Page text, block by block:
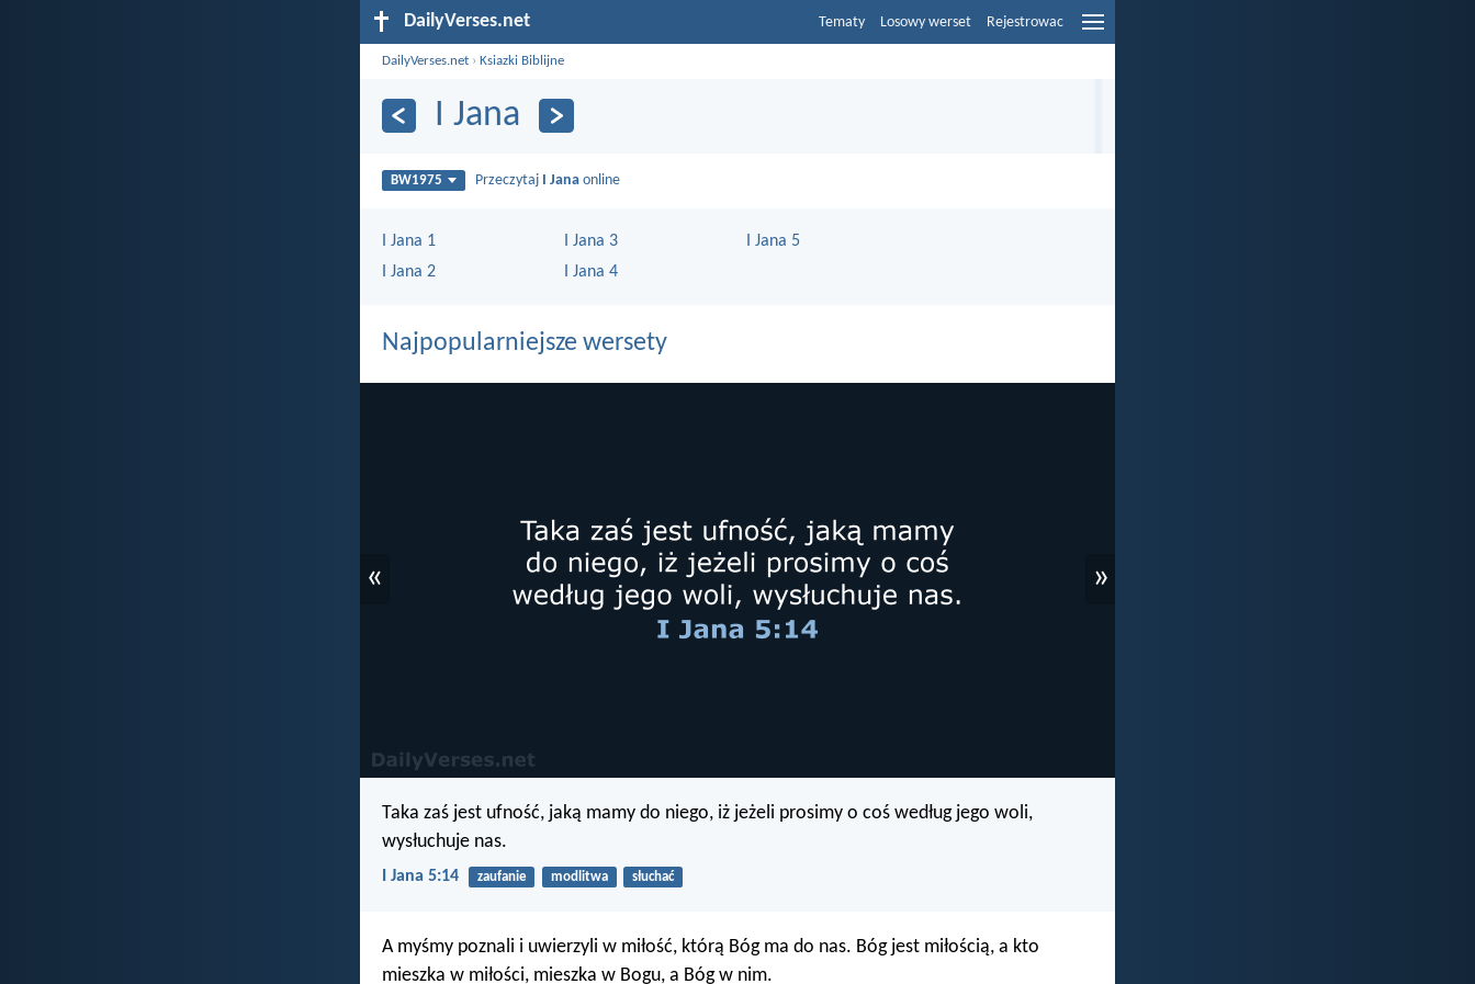
DailyVerses.net Tematy Losowy werset Rejestrowac
DailyVerses.net ›Ksiazki Biblijne
I Jana
BW1975 Przeczytaj I Jana online
I Jana 1
I Jana 2
I Jana 3
I Jana 4
I Jana 5
Najpopularniejsze wersety
« »
Taka zaś jest ufność, jaką mamy do niego, iż jeżeli prosimy o coś według jego woli,
wysłuchuje nas.
I Jana 5:14 zaufanie modlitwa słuchać
A myśmy poznali i uwierzyli w miłość, którą Bóg ma do nas. Bóg jest miłością, a kto
mieszka w miłości, mieszka w Bogu, a Bóg w nim.